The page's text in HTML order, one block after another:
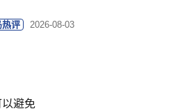
热评 2026-08-03
避免